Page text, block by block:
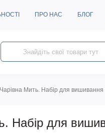
ПРО НАС БЛОГ
Мить. Набір для
Набір для